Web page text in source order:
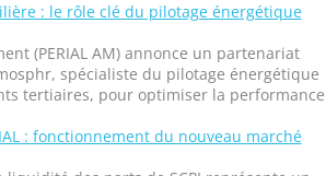
: le rôle clé du pilotage énergétique
(PERIAL AM) annonce un partenariat
spécialiste du pilotage énergétique
tertiaires, pour optimiser la performance
: fonctionnement du nouveau marché